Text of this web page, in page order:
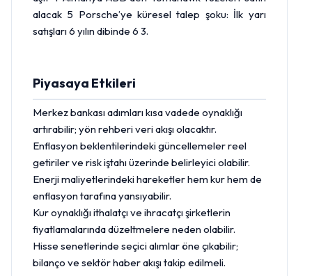
alacak 5 Porsche’ye küresel talep şoku: İlk yarı
satışları 6 yılın dibinde 6 3.
Piyasaya Etkileri
Merkez bankası adımları kısa vadede oynaklığı
artırabilir; yön rehberi veri akışı olacaktır.
Enflasyon beklentilerindeki güncellemeler reel
getiriler ve risk iştahı üzerinde belirleyici olabilir.
Enerji maliyetlerindeki hareketler hem kur hem de
enflasyon tarafına yansıyabilir.
Kur oynaklığı ithalatçı ve ihracatçı şirketlerin
fiyatlamalarında düzeltmelere neden olabilir.
Hisse senetlerinde seçici alımlar öne çıkabilir;
bilanço ve sektör haber akışı takip edilmeli.